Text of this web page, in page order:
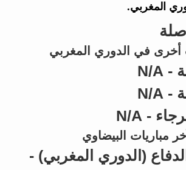
المغربي.
أخرى في الدوري المغربي
آخر مباريات البيضاوي
البيضاوي vs الدفاع (الدوري المغربي) -